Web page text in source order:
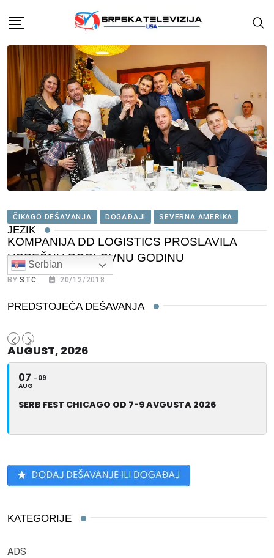
content
ČIKAGO DEŠAVANJA DOGAĐAJI SEVERNA AMERIKA
KOMPANIJA DD LOGISTICS PROSLAVILA
USPEŠNU POSLOVNU GODINU
BYSTC 20/12/2018
JEZIK
Serbian
PREDSTOJEĆA DEŠAVANJA
AUGUST, 2026
07
AUG
09
SERB FEST CHICAGO OD 7-9 AVGUSTA 2026
KATEGORIJE
ADS